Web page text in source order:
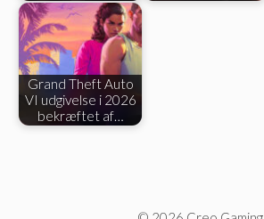
Grand Theft Auto
VI udgivelse i 2026
bekræftet af…